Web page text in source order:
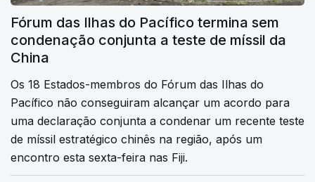
Fórum das Ilhas do Pacífico termina sem
condenação conjunta a teste de míssil da
China
Os 18 Estados-membros do Fórum das Ilhas do
Pacífico não conseguiram alcançar um acordo para
uma declaração conjunta a condenar um recente teste
de míssil estratégico chinês na região, após um
encontro esta sexta-feira nas Fiji.